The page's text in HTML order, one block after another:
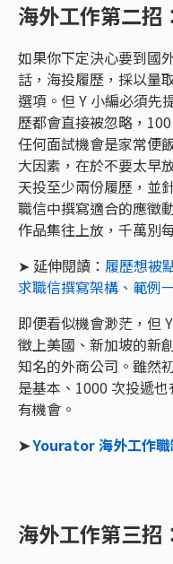
海外工作第二招
如果你下定決心要到國
話，海投履歷，採以量
選項。但 Y 小編必須先
歷都會直接被忽略，
任何面試機會是家常便
大因素，在於不要太早
天投至少兩份履歷，並
職信中撰寫適合的應徵
作品集往上放，千萬別
➤ 延伸閱讀： 履歷想被
求職信撰寫架構、範例
即便看似機會渺茫，但
徵上美國、新加坡的新
知名的外商公司。雖然
是基本、1000 次投遞
有機會。
➤Yourator 海外工作
海外工作第三招